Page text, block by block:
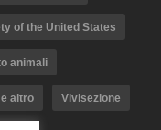
of the United States
animali
altro Vivisezione